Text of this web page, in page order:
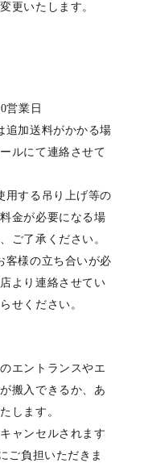
更いたします。
営業日
追加送料がかかる場
ルにて連絡させて
用する吊り上げ等の
金が必要になる場
ご了承ください。
客様の立ち合いが必
より連絡させてい
せください。
エントランスやエ
搬入できるか、あ
します。
ャンセルされます
ご負担いただきま